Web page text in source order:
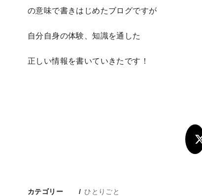
の意味で書きはじめたブログですが
自分自身の体験、知識を通した
正しい情報を書いていきたです！
カテゴリー ひとりごと